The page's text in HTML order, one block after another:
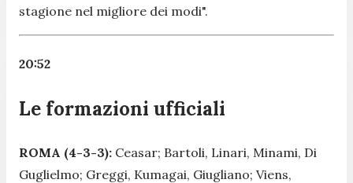
stagione nel migliore dei modi".
20:52
Le formazioni ufficiali
ROMA (4-3-3): Ceasar; Bartoli, Linari, Minami, Di
Guglielmo; Greggi, Kumagai, Giugliano; Viens,